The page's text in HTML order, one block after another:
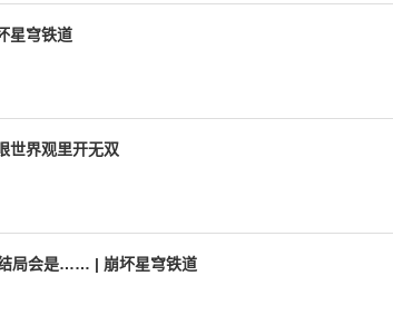
星穹铁道
世界观里开无双
局会是…… | 崩坏星穹铁道